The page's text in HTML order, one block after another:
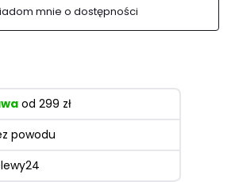
mnie o dostępności
od 299 zł
powodu